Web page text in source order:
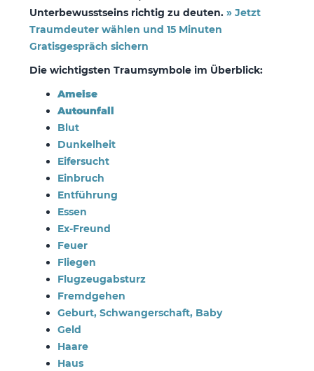
Unterbewusstseins richtig zu deuten. » Jetzt
Traumdeuter wählen und 15 Minuten
Gratisgespräch sichern
Die wichtigsten Traumsymbole im Überblick:
Ameise
Autounfall
Blut
Dunkelheit
Eifersucht
Einbruch
Entführung
Essen
Ex-Freund
Feuer
Fliegen
Flugzeugabsturz
Fremdgehen
Geburt, Schwangerschaft, Baby
Geld
Haare
Haus